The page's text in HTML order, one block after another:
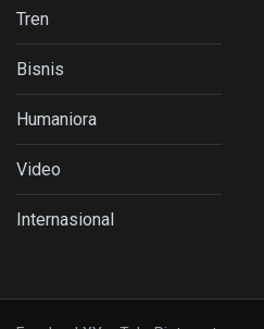
Tren
Bisnis
Humaniora
Video
Internasional